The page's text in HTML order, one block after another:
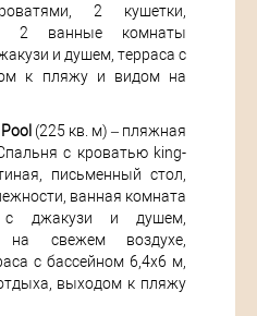
2 кушетки,
2 ванные комнаты
и душем, терраса с
к пляжу и видом на
(225 кв. м) – пляжная
с кроватью king-
письменный стол,
ванная комната
с джакузи и душем,
на свежем воздухе,
с бассейном 6,4х6 м,
выходом к пляжу